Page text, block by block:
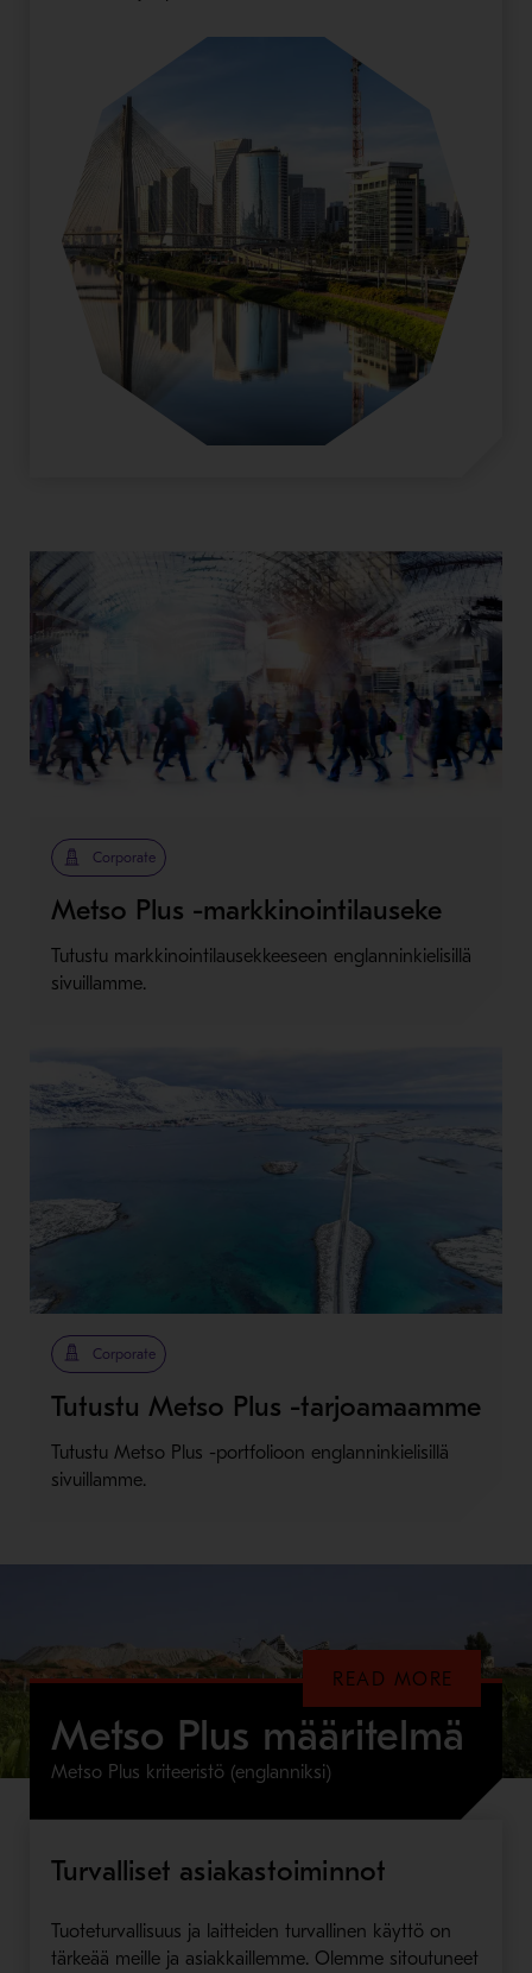
Corporate
Metso Plus -markkinointilauseke
Tutustu markkinointilausekkeeseen englanninkielisillä
sivuillamme.
Corporate
Tutustu Metso Plus -tarjoamaamme
Tutustu Metso Plus -portfolioon englanninkielisillä
sivuillamme.
Metso Plus määritelmä
Metso Plus kriteeristö (englanniksi)
READ MORE
Turvalliset asiakastoiminnot
Tuoteturvallisuus ja laitteiden turvallinen käyttö on
tärkeää meille ja asiakkaillemme. Olemme sitoutuneet